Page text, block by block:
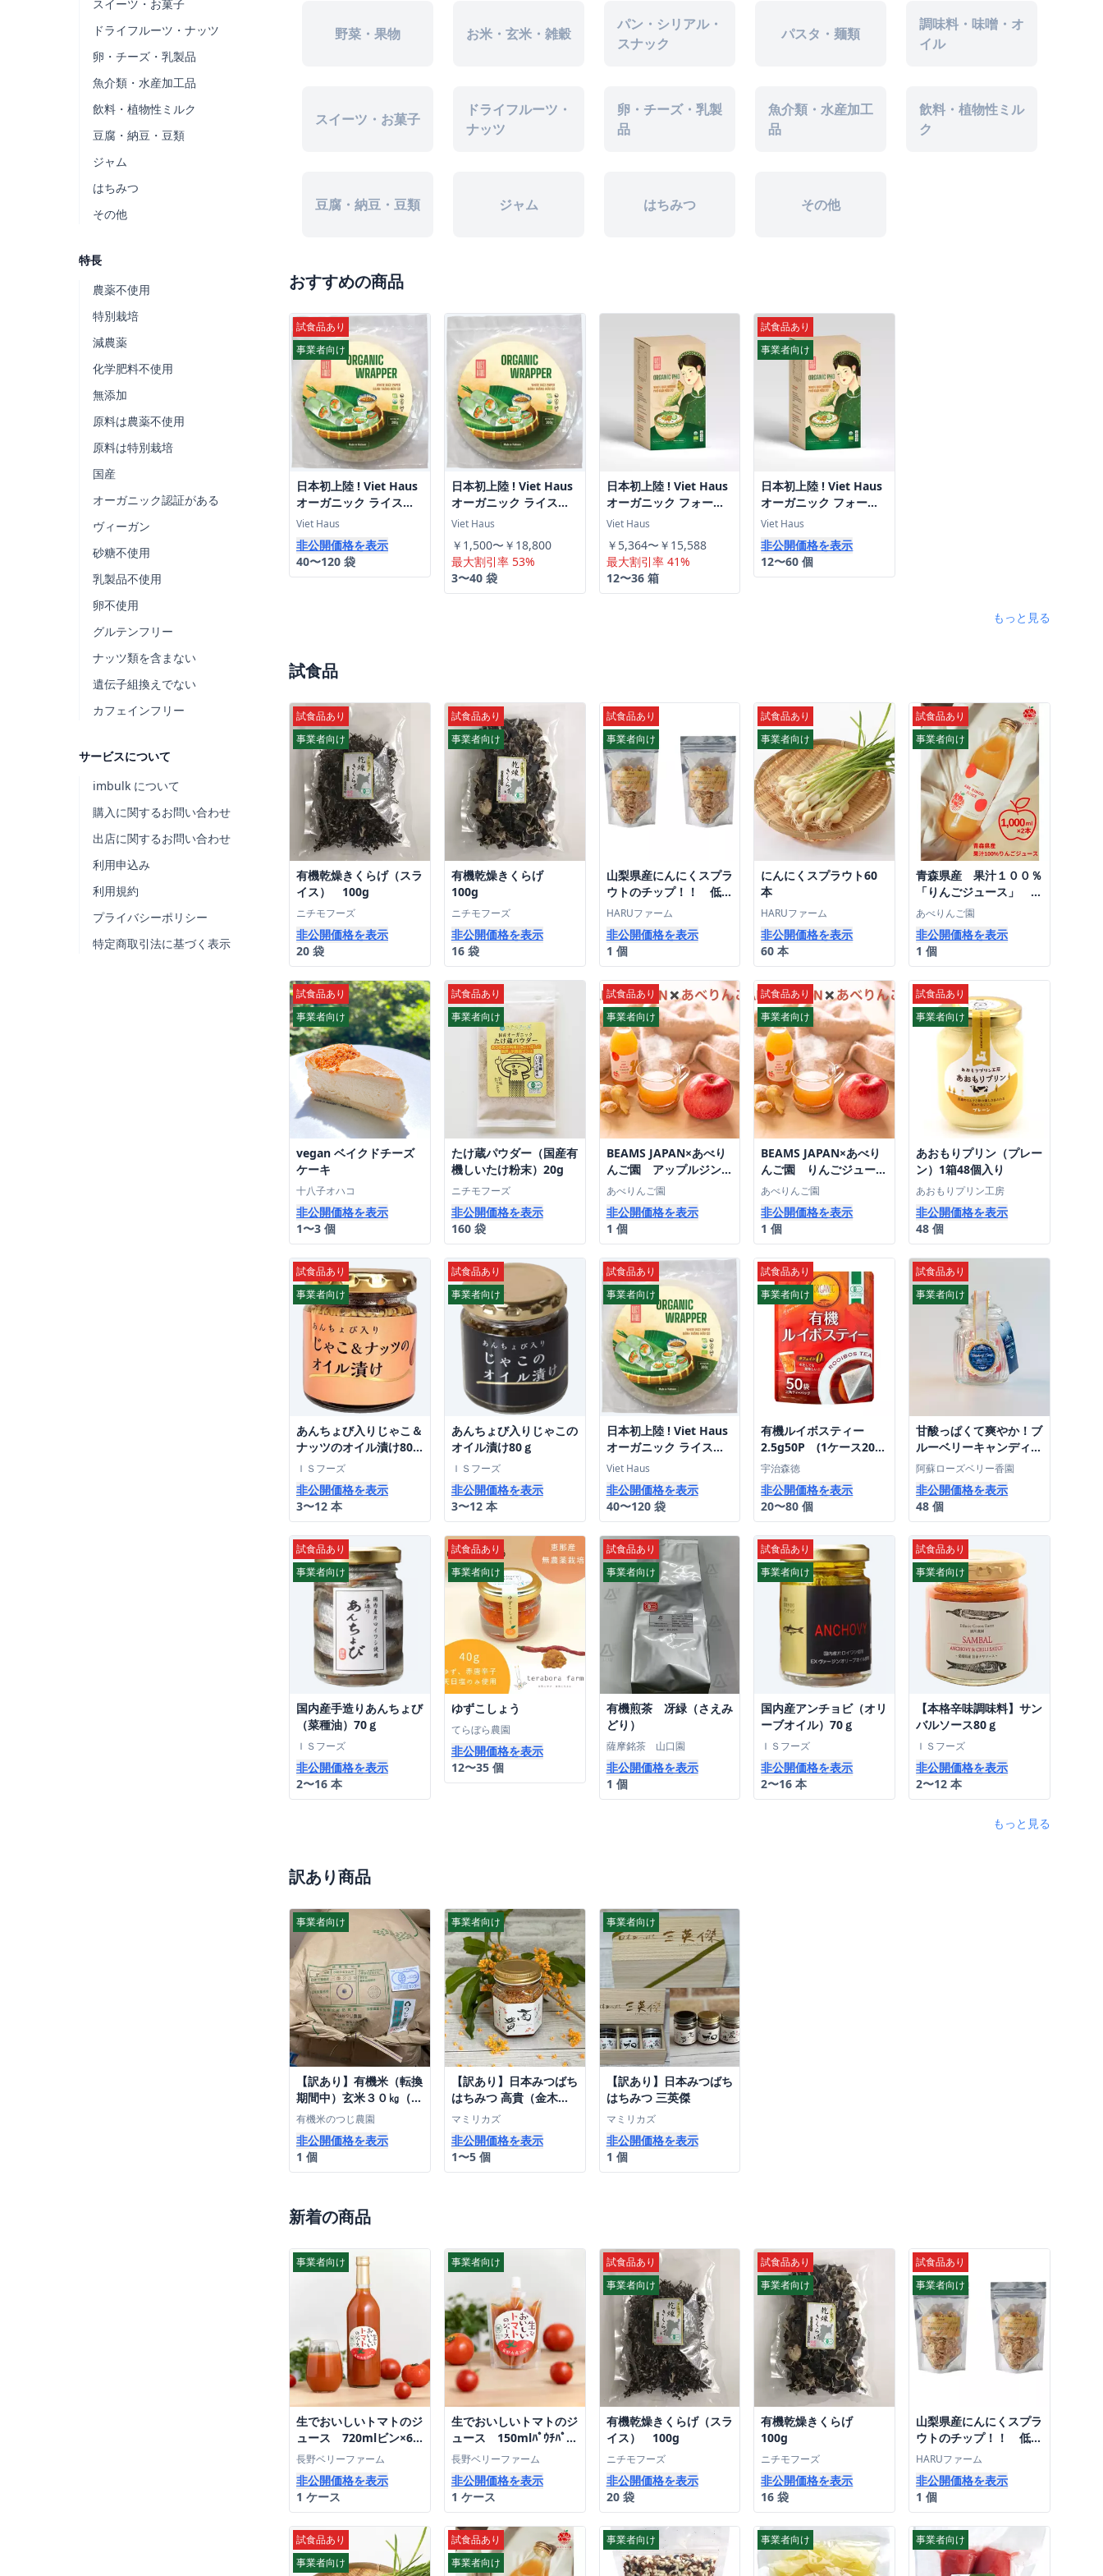
スイーツ・お菓子
ドライフルーツ・ナッツ
卵・チーズ・乳製品
魚介類・水産加工品
飲料・植物性ミルク
豆腐・納豆・豆類
ジャム
はちみつ
その他
特長
農薬不使用
特別栽培
減農薬
化学肥料不使用
無添加
原料は農薬不使用
原料は特別栽培
国産
オーガニック認証がある
ヴィーガン
砂糖不使用
乳製品不使用
卵不使用
グルテンフリー
ナッツ類を含まない
遺伝子組換えでない
カフェインフリー
サービスについて
imbulk について
購入に関するお問い合わせ
出店に関するお問い合わせ
利用申込み
利用規約
プライバシーポリシー
特定商取引法に基づく表示
野菜・果物 お米・玄米・雑穀
パン・シリアル・
スナック
パスタ・麺類
調味料・味噌・オ
イル
スイーツ・お菓子
ドライフルーツ・
ナッツ
卵・チーズ・乳製
品
魚介類・水産加工
品
飲料・植物性ミル
ク
豆腐・納豆・豆類 ジャム はちみつ その他
おすすめの商品
試食品あり
事業者向け
日本初上陸 ! Viet Haus
オーガニック ライスペ
ーパー(200g) 法人向け
特別送料
Viet Haus
非公開価格を表示
40〜120 袋
日本初上陸 ! Viet Haus
オーガニック ライスペ
ーパー(200g)
Viet Haus
￥1,500〜￥18,800
最大割引率 53%
3〜40 袋
日本初上陸 ! Viet Haus
オーガニック フォー
(60g×3)
Viet Haus
￥5,364〜￥15,588
最大割引率 41%
12〜36 箱
試食品あり
事業者向け
日本初上陸 ! Viet Haus
オーガニック フォー
(60g×3) 法人向け特別送
料
Viet Haus
非公開価格を表示
12〜60 個
もっと見る
試食品
試食品あり
事業者向け
有機乾燥きくらげ（スラ
イス） 100g
ニチモフーズ
非公開価格を表示
20 袋
試食品あり
事業者向け
有機乾燥きくらげ
100g
ニチモフーズ
非公開価格を表示
16 袋
試食品あり
事業者向け
山梨県産にんにくスプラ
ウトのチップ！！ 低温
乾燥30gX2 無農薬栽培
HARUファーム
非公開価格を表示
1 個
試食品あり
事業者向け
にんにくスプラウト60
本
HARUファーム
非公開価格を表示
60 本
試食品あり
事業者向け
青森県産 果汁１００％
「りんごジュース」 ２
本入り(1000ml×2本)
あべりんご園
非公開価格を表示
1 個
試食品あり
事業者向け
vegan ベイクドチーズ
ケーキ
十八子オハコ
非公開価格を表示
1〜3 個
試食品あり
事業者向け
たけ蔵パウダー（国産有
機しいたけ粉末）20g
ニチモフーズ
非公開価格を表示
160 袋
試食品あり
事業者向け
BEAMS JAPAN×あべり
んご園 アップルジンジ
ャージュース (250ml×
６本)
あべりんご園
非公開価格を表示
1 個
試食品あり
事業者向け
BEAMS JAPAN×あべり
んご園 りんごジュース
飲み比べセット ２本入
り(1000ml×2本)
あべりんご園
非公開価格を表示
1 個
試食品あり
事業者向け
あおもりプリン（プレー
ン）1箱48個入り
あおもりプリン工房
非公開価格を表示
48 個
試食品あり
事業者向け
あんちょび入りじゃこ＆
ナッツのオイル漬け80
ｇＩＳフーズ
非公開価格を表示
3〜12 本
試食品あり
事業者向け
あんちょび入りじゃこの
オイル漬け80ｇ
ＩＳフーズ
非公開価格を表示
3〜12 本
試食品あり
事業者向け
日本初上陸 ! Viet Haus
オーガニック ライスペ
ーパー(200g) 法人向け
特別送料
Viet Haus
非公開価格を表示
40〜120 袋
試食品あり
事業者向け
有機ルイボスティー
2.5g50P (1ケース20
袋)
宇治森徳
非公開価格を表示
20〜80 個
試食品あり
事業者向け
甘酸っぱくて爽やか！ブ
ルーベリーキャンディ
(15粒)
阿蘇ローズベリー香園
非公開価格を表示
48 個
試食品あり
事業者向け
国内産手造りあんちょび
（菜種油）70ｇ
ＩＳフーズ
非公開価格を表示
2〜16 本
試食品あり
事業者向け
ゆずこしょう
てらぼら農園
非公開価格を表示
12〜35 個
試食品あり
事業者向け
有機煎茶 冴緑（さえみ
どり）
薩摩銘茶 山口園
非公開価格を表示
1 個
試食品あり
事業者向け
国内産アンチョビ（オリ
ーブオイル）70ｇ
ＩＳフーズ
非公開価格を表示
2〜16 本
試食品あり
事業者向け
【本格辛味調味料】サン
バルソース80ｇ
ＩＳフーズ
非公開価格を表示
2〜12 本
もっと見る
訳あり商品
事業者向け
【訳あり】有機米（転換
期間中）玄米３０㎏（三
重県産結びの神）
有機米のつじ農園
非公開価格を表示
1 個
事業者向け
【訳あり】日本みつばち
はちみつ 高貴（金木犀
入）
マミリカズ
非公開価格を表示
1〜5 個
事業者向け
【訳あり】日本みつばち
はちみつ 三英傑
マミリカズ
非公開価格を表示
1 個
新着の商品
事業者向け
生でおいしいトマトのジ
ュース 720mlビン×6
本入り
長野ベリーファーム
非公開価格を表示
1 ケース
事業者向け
生でおいしいトマトのジ
ュース 150mlﾊﾟｳﾁﾊﾟｯｸ
24パック入り
長野ベリーファーム
非公開価格を表示
1 ケース
試食品あり
事業者向け
有機乾燥きくらげ（スラ
イス） 100g
ニチモフーズ
非公開価格を表示
20 袋
試食品あり
事業者向け
有機乾燥きくらげ
100g
ニチモフーズ
非公開価格を表示
16 袋
試食品あり
事業者向け
山梨県産にんにくスプラ
ウトのチップ！！ 低温
乾燥30gX2 無農薬栽培
HARUファーム
非公開価格を表示
1 個
試食品あり
事業者向け
試食品あり
事業者向け
事業者向け 事業者向け 事業者向け